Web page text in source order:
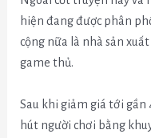
hiện đang được phân
cộng nữa là nhà sản
game thủ.
Sau khi giảm giá tới
hút người chơi bằng